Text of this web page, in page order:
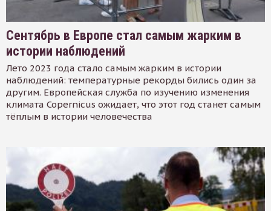
Сентябрь в Европе стал самым жарким в
истории наблюдений
Лето 2023 года стало самым жарким в истории
наблюдений: температурные рекорды бились один за
другим. Европейская служба по изучению изменения
климата Copernicus ожидает, что этот год станет самым
тёплым в истории человечества